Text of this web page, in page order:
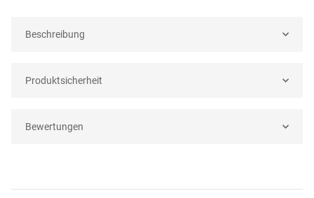
Beschreibung
Produktsicherheit
Bewertungen